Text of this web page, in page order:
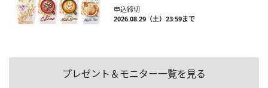
申込締切
2026.08.29（土）23:59まで
プレゼント＆モニター一覧を見る